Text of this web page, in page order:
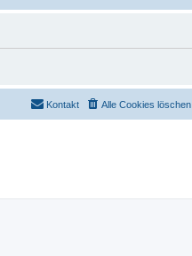
Alle Cookies löschen
Kontakt